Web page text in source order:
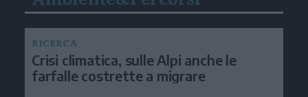
RICERCA
Crisi climatica, sulle Alpi anche le
farfalle costrette a migrare